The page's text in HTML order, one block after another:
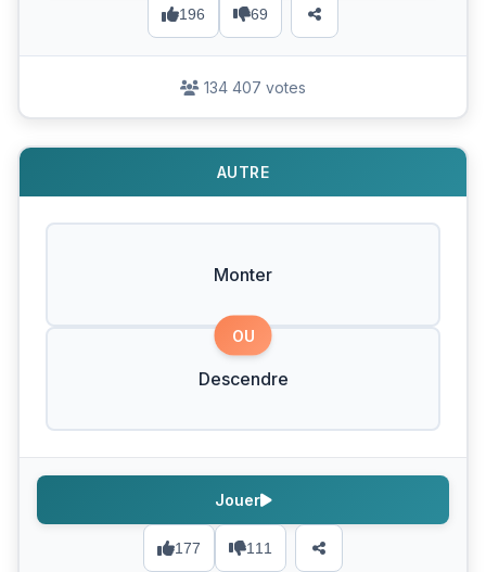
196 69
134 407 votes
AUTRE
Monter
OU
Descendre
177 111
Jouer